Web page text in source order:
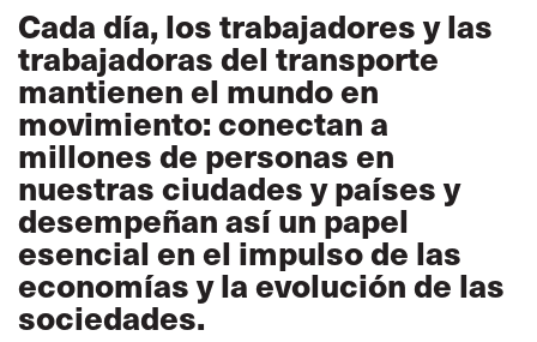
Cada día, los trabajadores y las
trabajadoras del transporte
mantienen el mundo en
movimiento: conectan a
millones de personas en
nuestras ciudades y países y
desempeñan así un papel
esencial en el impulso de las
economías y la evolución de las
sociedades.